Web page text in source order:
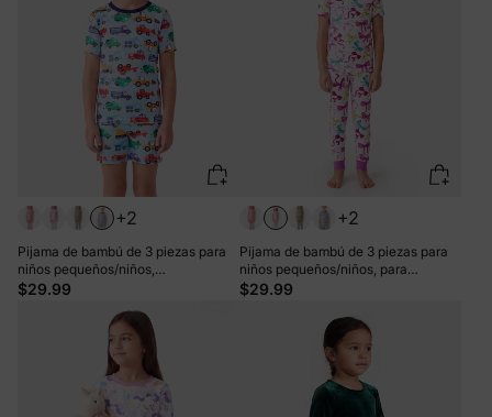
+2
Pijama de bambú de 3 piezas para
niños pequeños/niños,
Navidad/Halloween, 2 en 1, para las
$29.99
+2
Pijama de bambú de 3 piezas para
niños pequeños/niños, para
Navidad/Halloween, 2 en 1, para las
$29.99